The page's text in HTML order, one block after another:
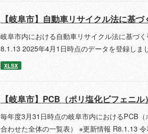
【岐阜市】自動車リサイクル法に基
岐阜市内における自動車リサイクル法に基づ
8.1.13 2025年4月1日時点のデータを登録しまし
XLSX
【岐阜市】PCB（ポリ塩化ビフェニ
毎年度3月31日時点の岐阜市内におけるPCB
合わせた全体の一覧表） ※更新情報 R8.1.13 令